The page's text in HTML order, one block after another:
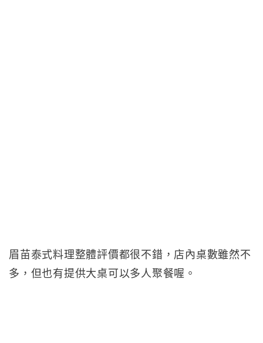
眉苗泰式料理整體評價都很不錯，店內桌數雖然不
多，但也有提供大桌可以多人聚餐喔。